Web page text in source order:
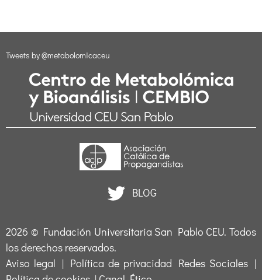
Tweets by @metabolomicaceu
BLOG
2026 © Fundación Universitaria San Pablo CEU. Todos
los derechos reservados.
Aviso legal | Política de privacidad Redes Sociales |